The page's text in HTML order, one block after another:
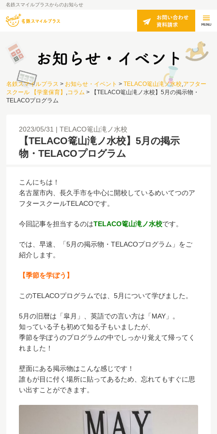
名鉄スマイルプラスからのお知らせ
名鉄スマイルプラス > お知らせ・イベント > TELACO篭山滝ノ水校,アフター
スクール 【学童保育】 ,コラム >
【TELACO篭山滝ノ水校】5月の掲示物・
TELACOプログラム
2023/05/31 TELACO篭山滝ノ水校
【TELACO篭山滝ノ水校】5月の掲示
物・TELACOプログラム
こんにちは！
名古屋市内、長久手市を中心に開校しているめいてつのア
フタースクールTELACOです。
今回記事を担当するのはTELACO篭山滝ノ水校です。
では、早速、「5月の掲示物・TELACOプログラム 」をご
紹介します。
【季節を学ぼう】
このTELACOプログラムでは、5月について学びました。
5月の旧暦は「皐月」、英語での言い方は「MAY」。
知っている子も初めて知る子もいましたが、
季節を学ぼうのプログラムの中でしっかり覚えて帰ってく
れました！
壁面にある掲示物はこんな感じです！
誰もが目に付く場所に貼ってあるため、忘れてもすぐに思
い出すことができます。